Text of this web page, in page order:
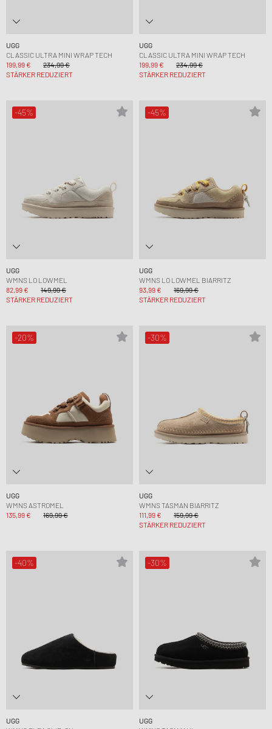
UGG
CLASSIC ULTRA MINI WRAP TECH
199,99 €
234,99 €
STÄRKER REDUZIERT
UGG
CLASSIC ULTRA MINI WRAP TECH
199,99 €
234,99 €
STÄRKER REDUZIERT
-45%
UGG
WMNS LO LOWMEL
82,99 €
149,99 €
STÄRKER REDUZIERT
-45%
UGG
WMNS LO LOWMEL BIARRITZ
93,99 €
169,99 €
STÄRKER REDUZIERT
-20%
UGG
WMNS ASTROMEL
135,99 €
169,99 €
-30%
UGG
WMNS TASMAN BIARRITZ
111,99 €
159,99 €
STÄRKER REDUZIERT
-40%
UGG
-30%
UGG